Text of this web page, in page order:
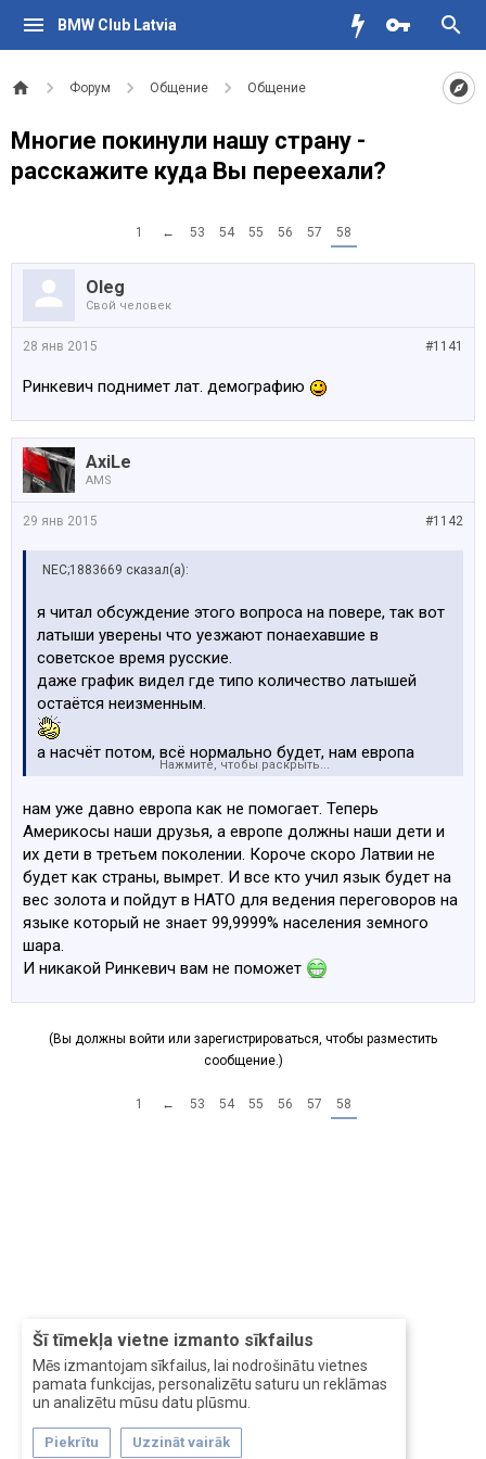
BMW Club Latvia
Форум Общение Общение
Šī tīmekļa vietne izmanto sīkfailus
Mēs izmantojam sīkfailus, lai nodrošinātu vietnes
pamata funkcijas, personalizētu saturu un reklāmas
un analizētu mūsu datu plūsmu.
Piekrītu Uzzināt vairāk
Многие покинули нашу страну -
расскажите куда Вы переехали?
1 ← 53 54 55 56 57 58
Oleg
Свой человек
#1141
28 янв 2015
Ринкевич поднимет лат. демографию
AxiLe
AMS
#1142
29 янв 2015
NEC;1883669 сказал(а):
я читал обсуждение этого вопроса на повере, так вот
латыши уверены что уезжают понаехавшие в
советское время русские.
даже график видел где типо количество латышей
остаётся неизменным.
а насчёт потом, всё нормально будет, нам европа
поможет, переселят сюда какой нибудь
нежелательный этнос чёрного цвета и будет здесь
стабильный прирост населения
Нажмите, чтобы раскрыть...
нам уже давно европа как не помогает. Теперь
Америкосы наши друзья, а европе должны наши дети и
их дети в третьем поколении. Короче скоро Латвии не
будет как страны, вымрет. И все кто учил язык будет на
вес золота и пойдут в НАТО для ведения переговоров на
языке который не знает 99,9999% населения земного
шара.
И никакой Ринкевич вам не поможет
(Вы должны войти или зарегистрироваться, чтобы разместить
сообщение.)
1 ← 53 54 55 56 57 58